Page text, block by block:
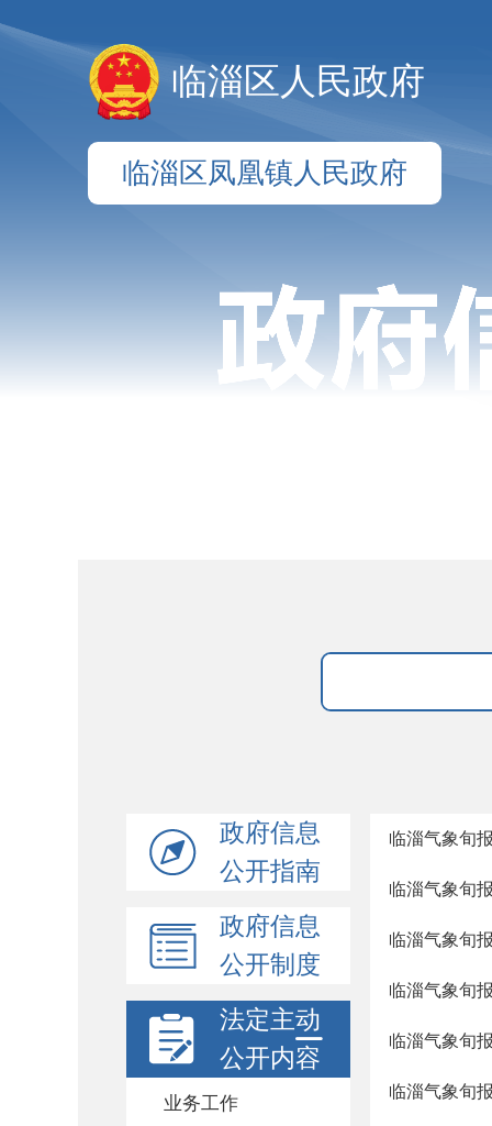
临淄区人民政府
临淄区凤凰镇人民政府
政府信息
公开指南
政府信息
公开制度
法定主动
公开内容
业务工作
临淄气象旬
临淄气象旬
临淄气象旬
临淄气象旬
临淄气象旬
临淄气象旬